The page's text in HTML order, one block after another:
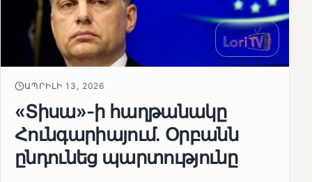
ԱՊՐԻԼԻ 13, 2026
«Տիսա»-ի հաղթանակը
Հունգարիայում․ Օրբանն
ընդունեց պարտությունը